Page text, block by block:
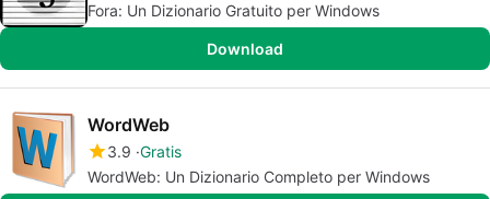
Fora: Un Dizionario Gratuito per Windows
Download
WordWeb
3.9 Gratis
WordWeb: Un Dizionario Completo per Windows